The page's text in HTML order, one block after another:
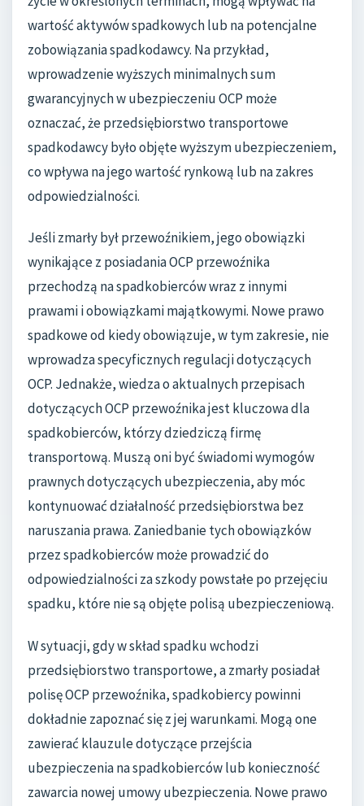
wartość aktywów spadkowych lub na potencjalne
zobowiązania spadkodawcy. Na przykład,
wprowadzenie wyższych minimalnych sum
gwarancyjnych w ubezpieczeniu OCP może
oznaczać, że przedsiębiorstwo transportowe
spadkodawcy było objęte wyższym ubezpieczeniem,
co wpływa na jego wartość rynkową lub na zakres
odpowiedzialności.
Jeśli zmarły był przewoźnikiem, jego obowiązki
wynikające z posiadania OCP przewoźnika
przechodzą na spadkobierców wraz z innymi
prawami i obowiązkami majątkowymi. Nowe prawo
spadkowe od kiedy obowiązuje, w tym zakresie, nie
wprowadza specyficznych regulacji dotyczących
OCP. Jednakże, wiedza o aktualnych przepisach
dotyczących OCP przewoźnika jest kluczowa dla
spadkobierców, którzy dziedziczą firmę
transportową. Muszą oni być świadomi wymogów
prawnych dotyczących ubezpieczenia, aby móc
kontynuować działalność przedsiębiorstwa bez
naruszania prawa. Zaniedbanie tych obowiązków
przez spadkobierców może prowadzić do
odpowiedzialności za szkody powstałe po przejęciu
spadku, które nie są objęte polisą ubezpieczeniową.
W sytuacji, gdy w skład spadku wchodzi
przedsiębiorstwo transportowe, a zmarły posiadał
polisę OCP przewoźnika, spadkobiercy powinni
dokładnie zapoznać się z jej warunkami. Mogą one
zawierać klauzule dotyczące przejścia
ubezpieczenia na spadkobierców lub konieczność
zawarcia nowej umowy ubezpieczenia. Nowe prawo